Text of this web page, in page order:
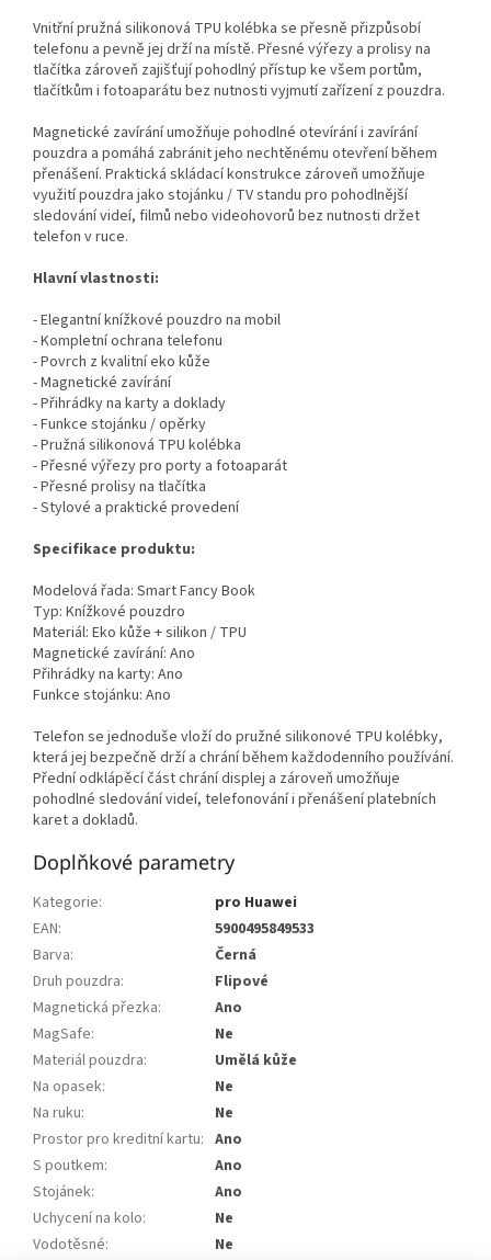
Vnitřní pružná silikonová TPU kolébka se přesně přizpůsobí
telefonu a pevně jej drží na místě. Přesné výřezy a prolisy na
tlačítka zároveň zajišťují pohodlný přístup ke všem portům,
tlačítkům i fotoaparátu bez nutnosti vyjmutí zařízení z pouzdra.
Magnetické zavírání umožňuje pohodlné otevírání i zavírání
pouzdra a pomáhá zabránit jeho nechtěnému otevření během
přenášení. Praktická skládací konstrukce zároveň umožňuje
využití pouzdra jako stojánku / TV standu pro pohodlnější
sledování videí, filmů nebo videohovorů bez nutnosti držet
telefon v ruce.
Hlavní vlastnosti:
- Elegantní knížkové pouzdro na mobil
- Kompletní ochrana telefonu
- Povrch z kvalitní eko kůže
- Magnetické zavírání
- Přihrádky na karty a doklady
- Funkce stojánku / opěrky
- Pružná silikonová TPU kolébka
- Přesné výřezy pro porty a fotoaparát
- Přesné prolisy na tlačítka
- Stylové a praktické provedení
Specifikace produktu:
Modelová řada: Smart Fancy Book
Typ: Knížkové pouzdro
Materiál: Eko kůže + silikon / TPU
Magnetické zavírání: Ano
Přihrádky na karty: Ano
Funkce stojánku: Ano
Telefon se jednoduše vloží do pružné silikonové TPU kolébky,
která jej bezpečně drží a chrání během každodenního používání.
Přední odklápěcí část chrání displej a zároveň umožňuje
pohodlné sledování videí, telefonování i přenášení platebních
karet a dokladů.
Doplňkové parametry
Kategorie:
pro Huawei
EAN:
5900495849533
Barva:
Černá
Druh pouzdra:
Flipové
Magnetická přezka:
Ano
MagSafe:
Ne
Materiál pouzdra:
Umělá kůže
Na opasek:
Ne
Na ruku:
Ne
Prostor pro kreditní kartu: Ano
S poutkem:
Ano
Stojánek:
Ano
Uchycení na kolo:
Ne
Vodotěsné: Ne